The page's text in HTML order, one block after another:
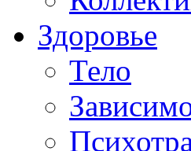
Здоровье
Тело